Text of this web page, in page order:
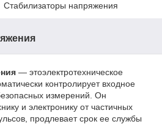
Стабилизаторы напряжения
— этоэлектротехническое
контролирует входное
измерений. Он
и электронику от частичных
продлевает срок ее службы